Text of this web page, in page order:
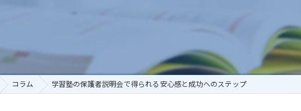
コラム 学習塾の保護者説明会で得られる安心感と成功へのステップ